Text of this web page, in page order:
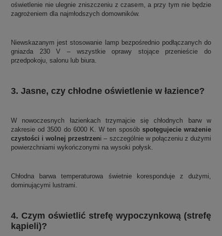
oświetlenie nie ulegnie zniszczeniu z czasem, a przy tym nie będzie
zagrożeniem dla najmłodszych domowników.
Niewskazanym jest stosowanie lamp bezpośrednio podłączanych do
gniazda 230 V – wszystkie oprawy stojące przenieście do
przedpokoju, salonu lub biura.
3. Jasne, czy chłodne oświetlenie w łazience?
W nowoczesnych łazienkach trzymajcie się chłodnych barw w
zakresie od 3500 do 6000 K. W ten sposóbspotęgujecie wrażenie
czystości i wolnej przestrzeni – szczególnie w połączeniu z dużymi
powierzchniami wykończonymi na wysoki połysk.
Chłodna barwa temperaturowa świetnie koresponduje z dużymi,
dominującymi lustrami.
4. Czym oświetlić strefę wypoczynkową (strefę
kąpieli)?